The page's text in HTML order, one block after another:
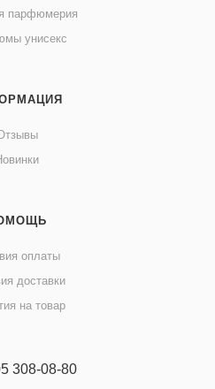
парфюмерия
унисекс
оплаты
доставки
на товар
308-08-80